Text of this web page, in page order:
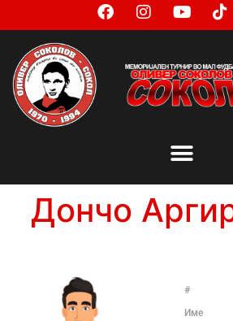
Дончо
#
Име